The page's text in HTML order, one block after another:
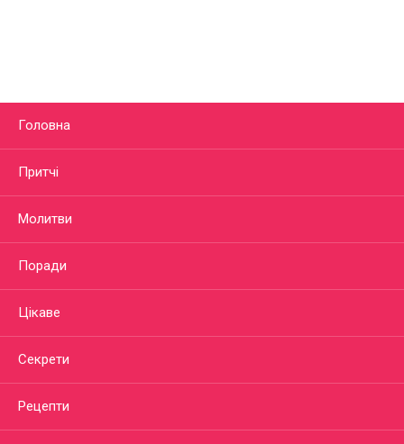
Головна
Притчі
Молитви
Поради
Цікаве
Секрети
Рецепти